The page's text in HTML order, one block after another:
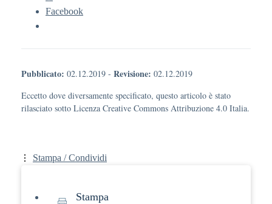
Facebook
Pubblicato: 02.12.2019 - Revisione: 02.12.2019
Eccetto dove diversamente specificato, questo articolo è stato
rilasciato sotto Licenza Creative Commons Attribuzione 4.0 Italia.
Stampa / Condividi
Stampa